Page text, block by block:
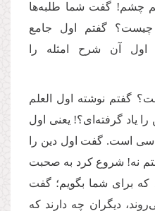
چشم! گفت شما طلبه‌‌ها
چیست؟ گفتم اول جامع
اول آن شرح امثله را
گفتم نوشته اول العلم
یاد گرفته‌ای؟! یعنى اول
است. گفت اول دین را
نه! شروع كرد به صحبت
که براى شما بگویم؛ گفت
دیگران چه دارند كه